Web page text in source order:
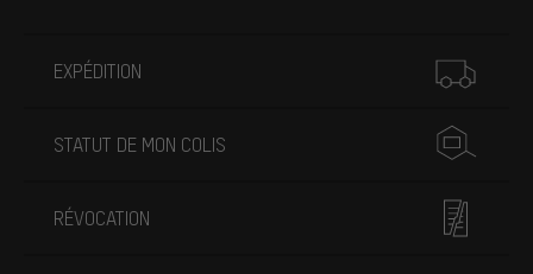
EXPÉDITION
STATUT DE MON COLIS
RÉVOCATION